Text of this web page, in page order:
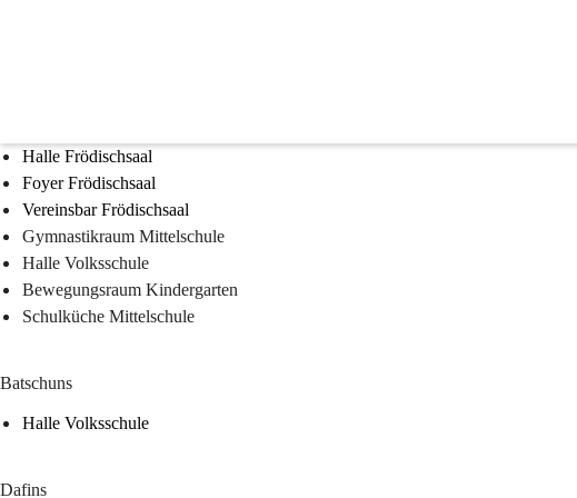
Halle Frödischsaal
Foyer Frödischsaal
Vereinsbar Frödischsaal
Gymnastikraum Mittelschule
Halle Volksschule
Bewegungsraum Kindergarten
Schulküche Mittelschule
Batschuns
Halle Volksschule
Dafins